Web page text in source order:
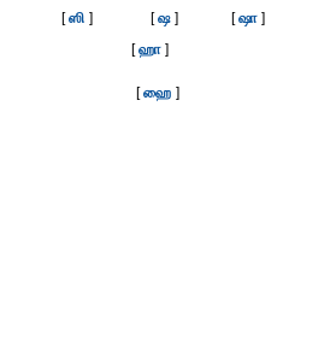
[ஸி ] [ஷ] [ஷா]
[ஹா]
[ஹை ]